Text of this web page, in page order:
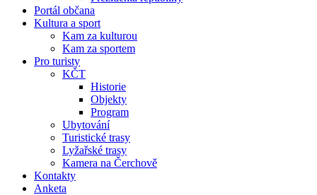
Portál občana
Kultura a sport
Kam za kulturou
Kam za sportem
Pro turisty
KČT
Historie
Objekty
Program
Ubytování
Turistické trasy
Lyžařské trasy
Kamera na Čerchově
Kontakty
Anketa